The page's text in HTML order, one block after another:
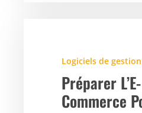
Logiciels de gestion
Préparer L’E-
Commerce